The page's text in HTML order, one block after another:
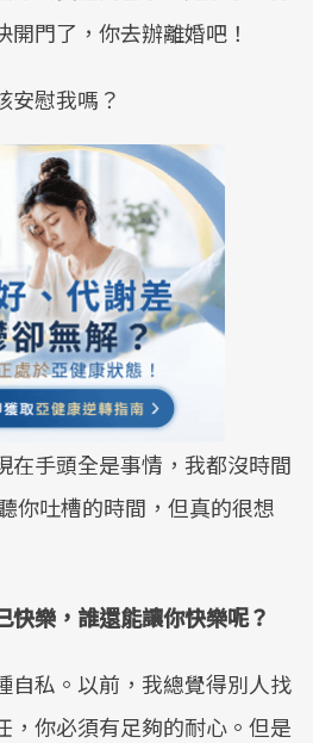
門了，你去辦離婚吧！
安慰我嗎？
在手頭全是事情，我都沒時間
你吐槽的時間，但真的很想
快樂，誰還能讓你快樂呢？
自私。以前，我總覺得別人找
，你必須有足夠的耐心。但是